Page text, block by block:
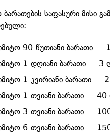
საფასური მისი
90-წუთიანი ბარათი —
1-დღიანი ბარათი — 3
1-კვირიანი ბარათი —
1-თვიანი ბარათი —
3-თვიანი ბარათი —
6-თვიანი ბარათი —